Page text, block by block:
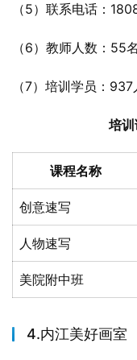
（5）联系电话：
（6）教师人数：55名
（7）培训学员：937
培
课程名称
创意速写
人物速写
美院附中班
4.内江美好画室